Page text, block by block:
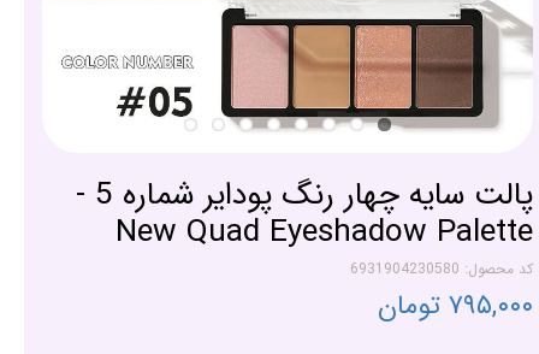
پالت سایه چهار رنگ پودایر شماره 5 -
New Quad Eyeshadow Palette
کد محصول: 6931904230580
۷۹۵,۰۰۰ تومان